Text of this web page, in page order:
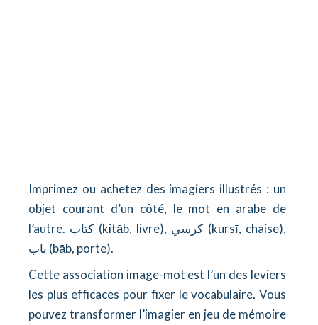
Imprimez ou achetez des imagiers illustrés : un
objet courant d’un côté, le mot en arabe de
l’autre. كتاب (kitāb, livre), كرسي (kursī, chaise),
باب (bāb, porte).
Cette association image-mot est l’un des leviers
les plus efficaces pour fixer le vocabulaire. Vous
pouvez transformer l’imagier en jeu de mémoire